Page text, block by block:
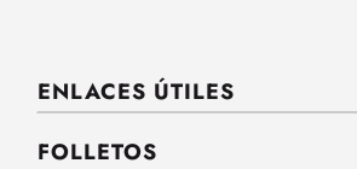
ENLACES ÚTILES
FOLLETOS